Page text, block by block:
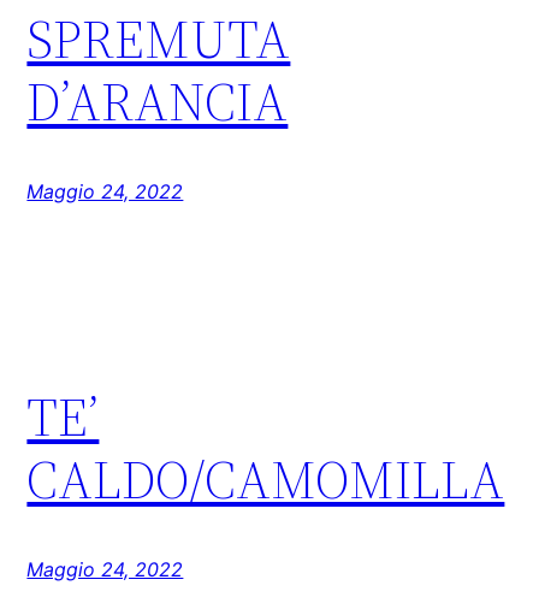
SPREMUTA
D’ARANCIA
Maggio 24, 2022
TE’
CALDO/CAMOMILLA
Maggio 24, 2022